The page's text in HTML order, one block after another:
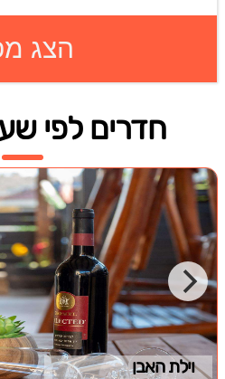
הצג
חדרים לפי
וילת האבן